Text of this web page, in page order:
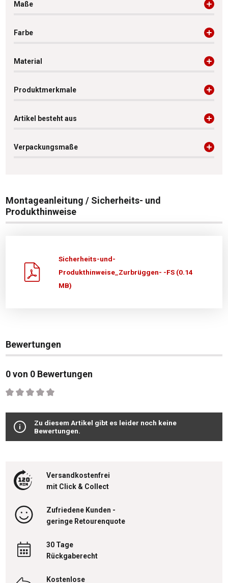
Maße
Farbe
Material
Produktmerkmale
Artikel besteht aus
Verpackungsmaße
Montageanleitung / Sicherheits- und
Produkthinweise
Sicherheits-und-
Produkthinweise_Zurbrüggen- -FS (0.14
MB)
Bewertungen
0 von 0 Bewertungen
Durchschnittliche Bewertung von 0 von 5 Sternen
Zu diesem Artikel gibt es leider noch keine
Bewertungen.
Versandkostenfrei
mit Click & Collect
Zufriedene Kunden -
geringe Retourenquote
30 Tage
Rückgaberecht
Kostenlose